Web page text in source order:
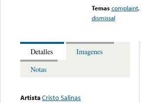
Temas complaint,
dismissal
Detalles
Imagenes
Notas
ArtistaCristo Salinas